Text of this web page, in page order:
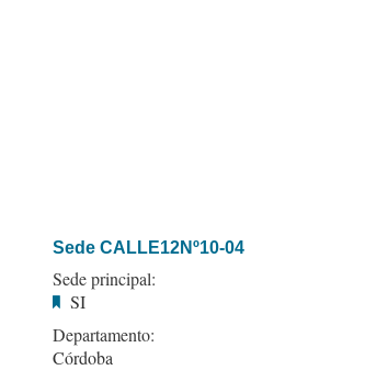
Sede CALLE12Nº10-04
Sede principal:
SI
Departamento:
Córdoba